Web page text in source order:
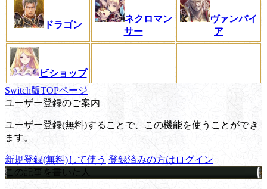
ドラゴン
ネクロマン
サー
ヴァンパイ
ア
ビショップ
Switch版TOPページ
ユーザー登録のご案内
ユーザー登録(無料)することで、この機能を使うことができ
ます。
新規登録(無料)して使う 登録済みの方はログイン
この記事を書いた人